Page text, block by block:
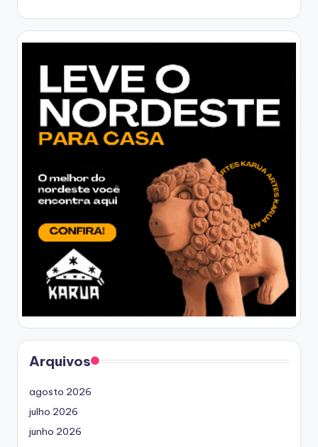
Arquivos
agosto 2026
julho 2026
junho 2026